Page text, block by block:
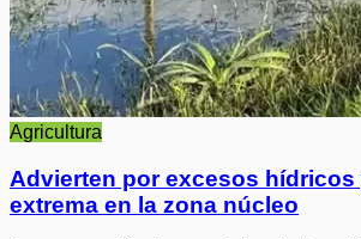
Agricultura
Advierten por excesos hídricos
extrema en la zona núcleo